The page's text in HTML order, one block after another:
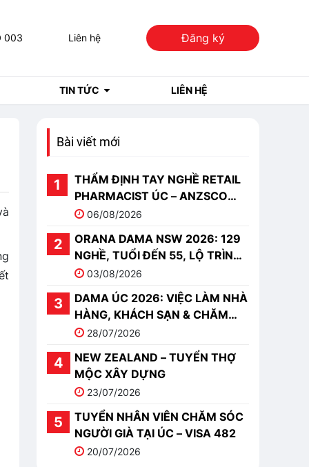
003 Liên hệ Đăng ký
TIN TỨC LIÊN HỆ
Bài viết mới
THẨM ĐỊNH TAY NGHỀ RETAIL
PHARMACIST ÚC – ANZSCO
251513
06/08/2026
ORANA DAMA NSW 2026: 129
NGHỀ, TUỔI ĐẾN 55, LỘ TRÌNH
PR03/08/2026
DAMA ÚC 2026: VIỆC LÀM NHÀ
HÀNG, KHÁCH SẠN & CHĂM
SÓC28/07/2026
NEW ZEALAND – TUYỂN THỢ
MỘC XÂY DỰNG
23/07/2026
TUYỂN NHÂN VIÊN CHĂM SÓC
NGƯỜI GIÀ TẠI ÚC – VISA 482
20/07/2026